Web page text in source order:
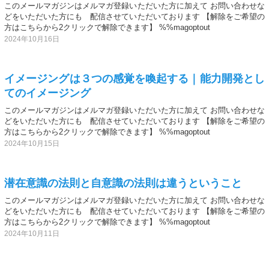
このメールマガジンはメルマガ登録いただいた方に加えて お問い合わせな
どをいただいた方にも 配信させていただいております 【解除をご希望の
方はこちらから2クリックで解除できます】 %%magoptout
2024年10月16日
イメージングは３つの感覚を喚起する｜能力開発とし
てのイメージング
このメールマガジンはメルマガ登録いただいた方に加えて お問い合わせな
どをいただいた方にも 配信させていただいております 【解除をご希望の
方はこちらから2クリックで解除できます】 %%magoptout
2024年10月15日
潜在意識の法則と自意識の法則は違うということ
このメールマガジンはメルマガ登録いただいた方に加えて お問い合わせな
どをいただいた方にも 配信させていただいております 【解除をご希望の
方はこちらから2クリックで解除できます】 %%magoptout
2024年10月11日